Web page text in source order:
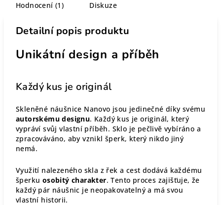
Hodnocení (1) Diskuze
Detailní popis produktu
Unikátní design a příběh
Každý kus je originál
Skleněné náušnice Nanovo jsou jedinečné díky svému
autorskému designu. Každý kus je originál, který
vypráví svůj vlastní příběh. Sklo je pečlivě vybíráno a
zpracováváno, aby vznikl šperk, který nikdo jiný
nemá.
Využití nalezeného skla z řek a cest dodává každému
šperku osobitý charakter. Tento proces zajišťuje, že
každý pár náušnic je neopakovatelný a má svou
vlastní historii.